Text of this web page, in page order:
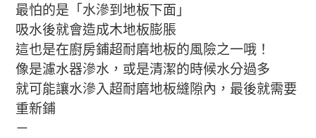
最怕的是「水滲到地板下面」
吸水後就會造成木地板膨脹
這也是在廚房鋪超耐磨地板的風險之一哦！
像是濾水器滲水，或是清潔的時候水分過多
就可能讓水滲入超耐磨地板縫隙內，最後就需要
重新鋪
－